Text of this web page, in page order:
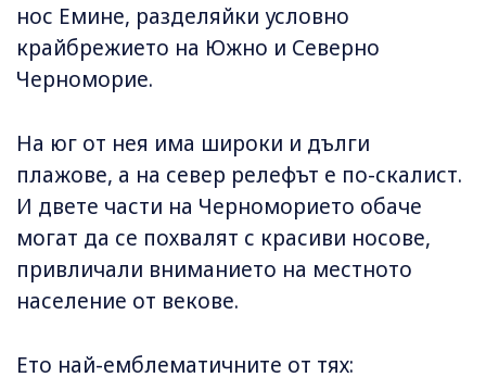
нос Емине, разделяйки условно
крайбрежието на Южно и Северно
Черноморие.
На юг от нея има широки и дълги
плажове, а на север релефът е по-скалист.
И двете части на Черноморието обаче
могат да се похвалят с красиви носове,
привличали вниманието на местното
население от векове.
Ето най-емблематичните от тях: